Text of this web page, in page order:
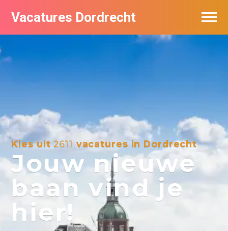
Vacatures Dordrecht
Kies uit2611 vacatures in Dordrecht
Jouw nieuwe
baan vind je
hier!
Vacatures per bedrijf